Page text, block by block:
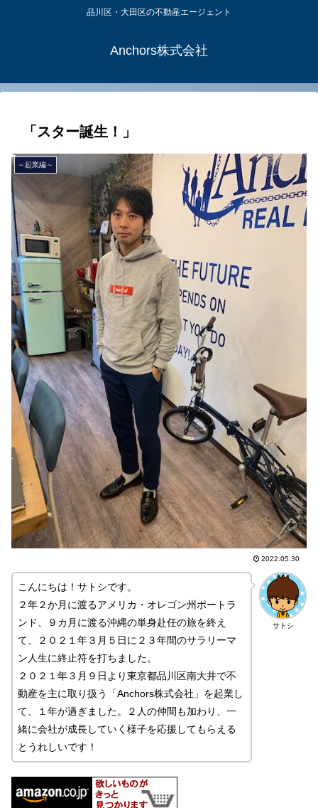
品川区・大田区の不動産エージェント
Anchors株式会社
「スター誕生！」
～起業編～
2022.05.30
サトシ
こんにちは！サトシです。
２年２か月に渡るアメリカ・オレゴン州ポートラ
ンド、９カ月に渡る沖縄の単身赴任の旅を終え
て、２０２１年３月５日に２３年間のサラリーマ
ン人生に終止符を打ちました。
２０２１年３月９日より東京都品川区南大井で不
動産を主に取り扱う「Anchors株式会社」を起業し
て、１年が過ぎました。２人の仲間も加わり、一
緒に会社が成長していく様子を応援してもらえる
とうれしいです！